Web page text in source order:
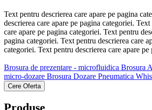
Text pentru descrierea care apare pe pagina
descrierea care apare pe pagina categoriei.
care apare pe pagina categoriei. Text pentru
pagina categoriei. Text pentru descrierea care
categoriei. Text pentru descrierea care apare pe
Brosura de prezentare - microfluidica Brosura
micro-dozare Brosura Dozare Pneumatica
Cere Oferta
Produse